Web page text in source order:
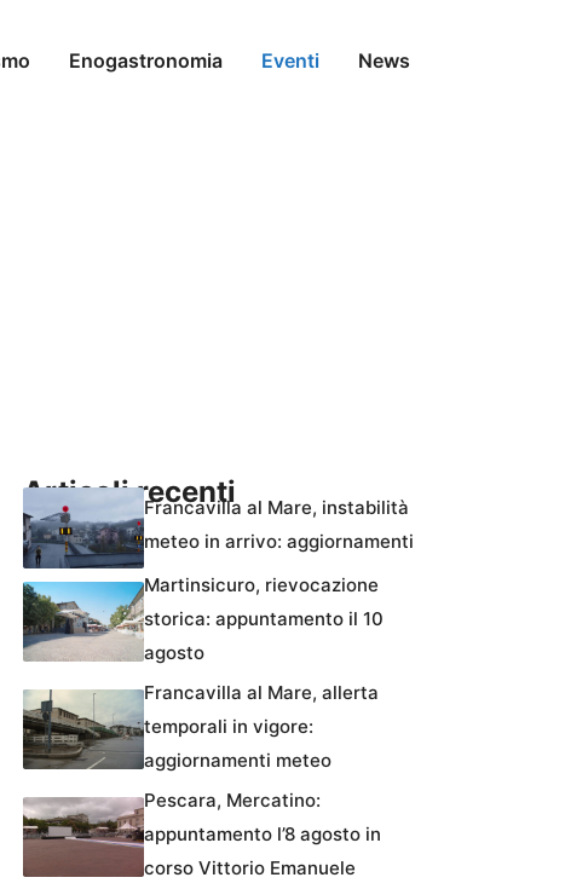
Enogastronomia Eventi News
Articoli recentiFrancavilla al Mare, instabilità
meteo in arrivo: aggiornamenti
Martinsicuro, rievocazione
storica: appuntamento il 10
agosto
Francavilla al Mare, allerta
temporali in vigore:
aggiornamenti meteo
Pescara, Mercatino:
appuntamento l’8 agosto in
corso Vittorio Emanuele